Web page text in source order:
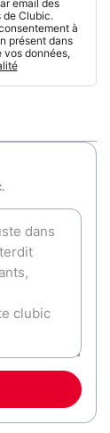
email des
de Clubic.
à
présent dans
vos données,